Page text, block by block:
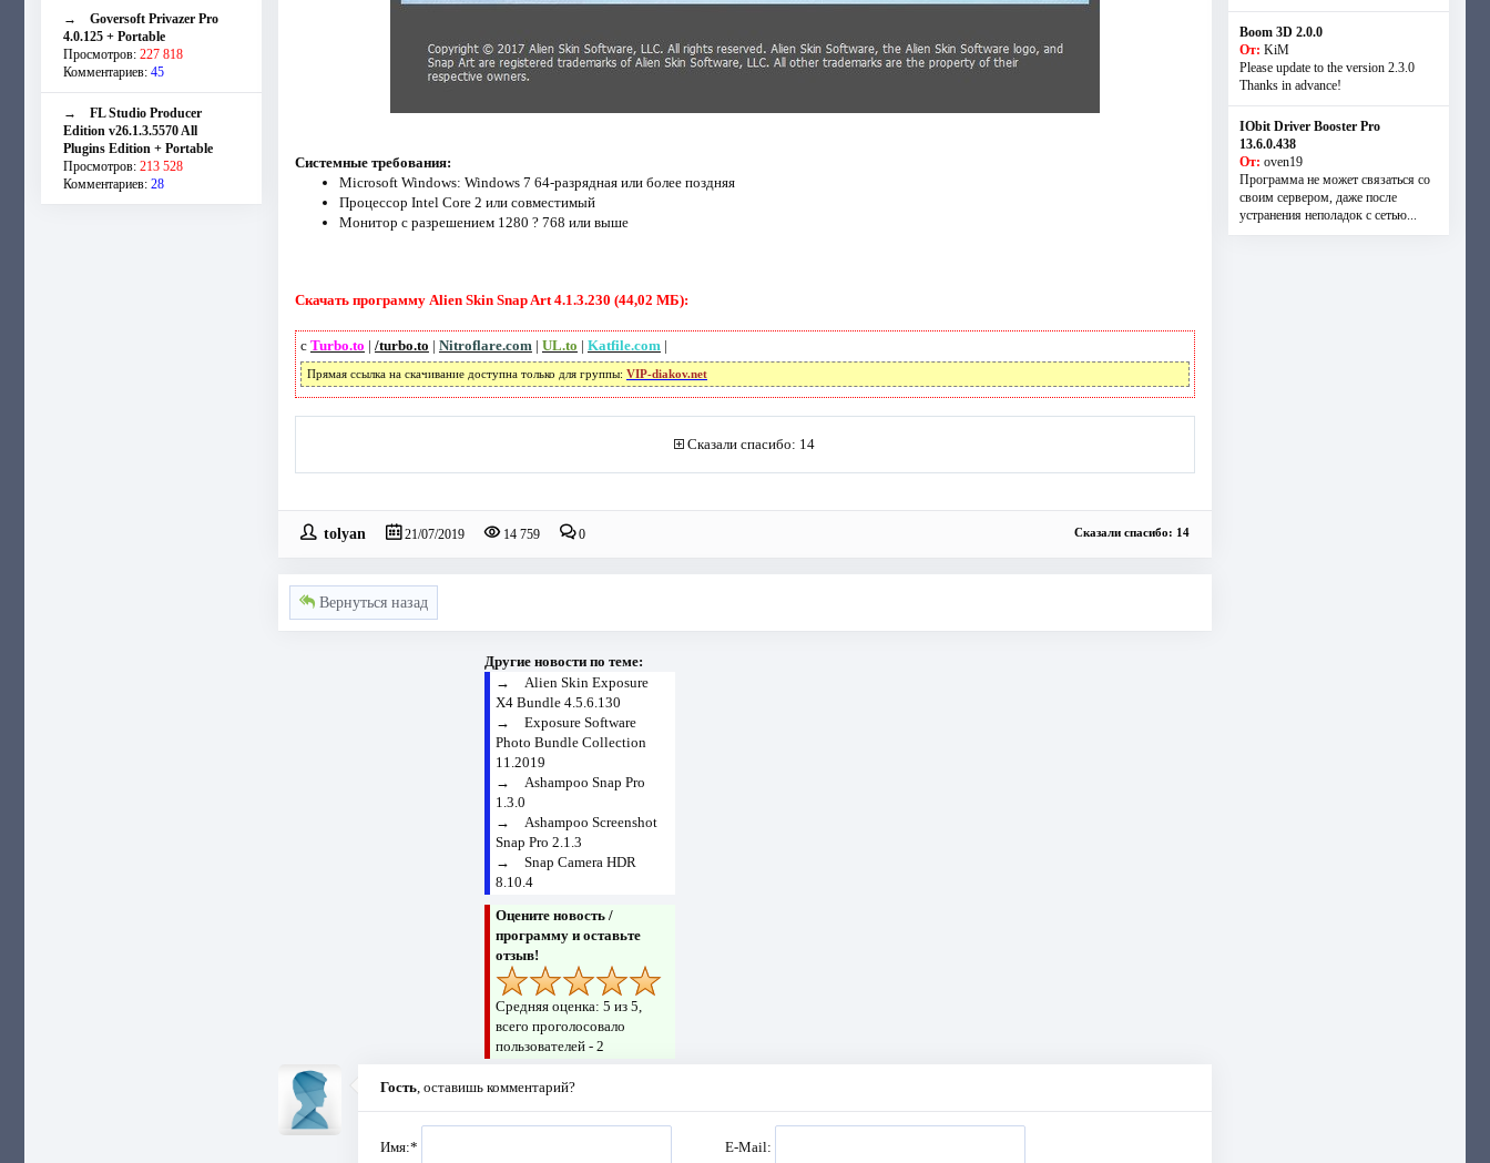
→ Goversoft Privazer Pro
4.0.125 + Portable
Просмотров: 227 818
Комментариев: 45
→ FL Studio Producer
Edition v26.1.3.5570 All
Plugins Edition + Portable
Просмотров: 213 528
Комментариев: 28
Системные требования:
Microsoft Windows: Windows 7 64-разрядная или более поздняя
Процессор Intel Core 2 или совместимый
Монитор с разрешением 1280 ? 768 или выше
Скачать программу Alien Skin Snap Art 4.1.3.230 (44,02 МБ):
с Turbo.to | /turbo.to | Nitroflare.com | UL.to | Katfile.com |
Прямая ссылка на скачивание доступна только для группы: VIP-diakov.net
Сказали спасибо: 14
tolyan 21/07/2019 14 759 0 Сказали спасибо: 14
Вернуться назад
Другие новости по теме:
→ Alien Skin Exposure
X4 Bundle 4.5.6.130
→ Exposure Software
Photo Bundle Collection
11.2019
→ Ashampoo Snap Pro
1.3.0
→ Ashampoo Screenshot
Snap Pro 2.1.3
→ Snap Camera HDR
8.10.4
Оцените новость /
программу и оставьте
отзыв!
Средняя оценка: 5 из 5,
всего проголосовало
пользователей - 2
Гость, оставишь комментарий?
Имя:* E-Mail:
Boom 3D 2.0.0
От: KiM
Please update to the version 2.3.0
Thanks in advance!
IObit Driver Booster Pro
13.6.0.438
От: oven19
Программа не может связаться со
своим сервером, даже после
устранения неполадок с сетью...